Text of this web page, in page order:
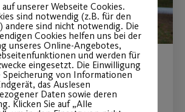
unterm
unserer Webseite Cookies.
sind notwendig (z.B. für den
andere sind nicht notwendig. Die
Cookies helfen uns bei der
unseres Online-Angebotes,
und werden für
eingesetzt. Die Einwilligung
Speicherung von Informationen
das Auslesen
Daten sowie deren
Klicken Sie auf „Alle